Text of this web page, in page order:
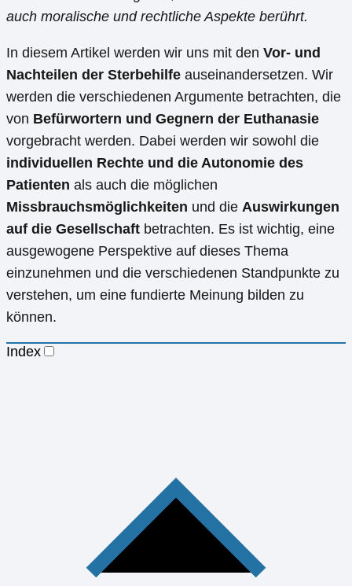
auch moralische und rechtliche Aspekte berührt.
In diesem Artikel werden wir uns mit den Vor- und
Nachteilen der Sterbehilfe auseinandersetzen. Wir
werden die verschiedenen Argumente betrachten, die
von Befürwortern und Gegnern der Euthanasie
vorgebracht werden. Dabei werden wir sowohl die
individuellen Rechte und die Autonomie des
Patienten als auch die möglichen
Missbrauchsmöglichkeiten und die Auswirkungen
auf die Gesellschaft betrachten. Es ist wichtig, eine
ausgewogene Perspektive auf dieses Thema
einzunehmen und die verschiedenen Standpunkte zu
verstehen, um eine fundierte Meinung bilden zu
können.
Index